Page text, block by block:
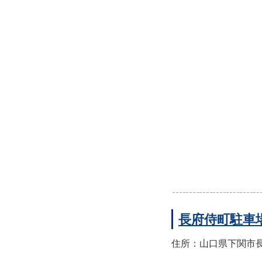
長府侍町駐車
住所：山口県下関市